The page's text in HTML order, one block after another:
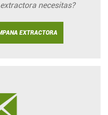
necesitas?
EXTRACTORA